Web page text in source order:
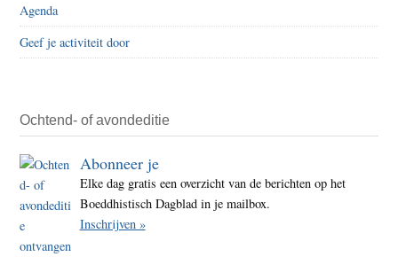
Agenda
Geef je activiteit door
Ochtend- of avondeditie
Abonneer je
Elke dag gratis een overzicht van de berichten op het
Boeddhistisch Dagblad in je mailbox.
Inschrijven »